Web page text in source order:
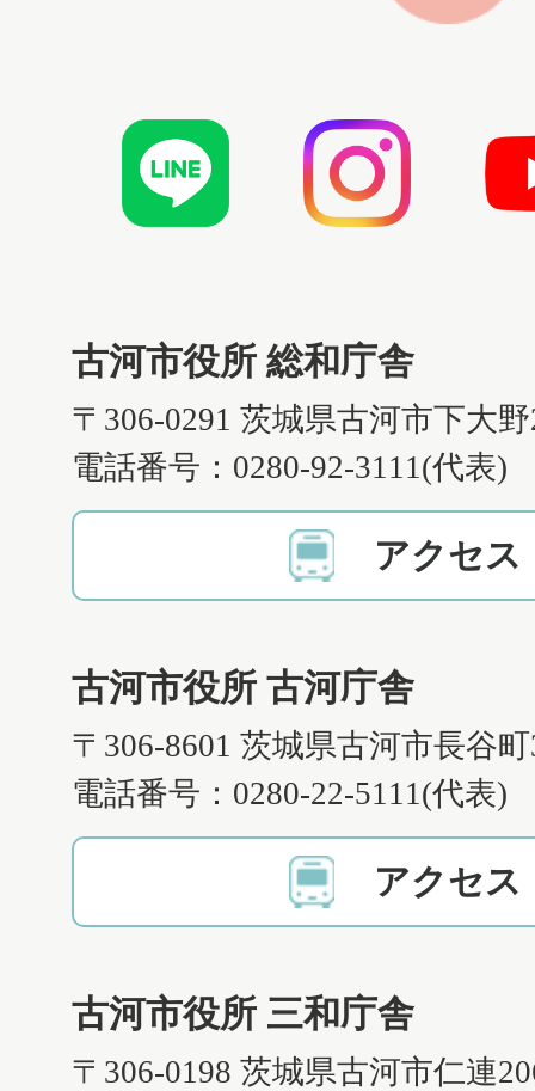
古河市役所 総和庁舎
〒306-0291 茨城県古河市下大
電話番号：0280-92-3111(代表)
アクセス
古河市役所 古河庁舎
〒306-8601 茨城県古河市長谷
電話番号：0280-22-5111(代表)
アクセス
古河市役所 三和庁舎
〒306-0198 茨城県古河市仁連